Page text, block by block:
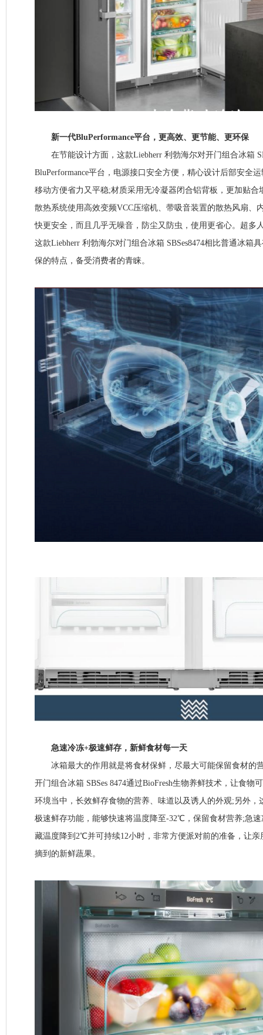
新一代BluPerformance平台，更高效、更节能、更环保
在节能设计方面，这款Liebherr 利勃海尔对开门组合冰箱
BluPerformance平台，电源接口安全方便，精心设计后部安全
移动方便省力又平稳;材质采用无冷凝器闭合铝背板，更加贴合
散热系统使用高效变频VCC压缩机、带吸音装置的散热风扇、
快更安全，而且几乎无噪音，防尘又防虫，使用更省心。超多
这款Liebherr 利勃海尔对门组合冰箱 SBSes8474相比普通冰箱
保的特点，备受消费者的青睐。
急速冷冻+极速鲜存，新鲜食材每一天
冰箱最大的作用就是将食材保鲜，尽最大可能保留食材的
开门组合冰箱 SBSes 8474通过BioFresh生物养鲜技术，让食物
环境当中，长效鲜存食物的营养、味道以及诱人的外观;另外，
极速鲜存功能，能够快速将温度降至-32℃，保留食材营养;急
藏温度降到2℃并可持续12小时，非常方便派对前的准备，让
摘到的新鲜蔬果。